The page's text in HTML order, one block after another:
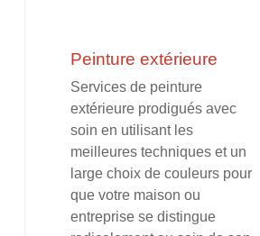
Peinture extérieure
Services de peinture
extérieure prodigués avec
soin en utilisant les
meilleures techniques et un
large choix de couleurs pour
que votre maison ou
entreprise se distingue